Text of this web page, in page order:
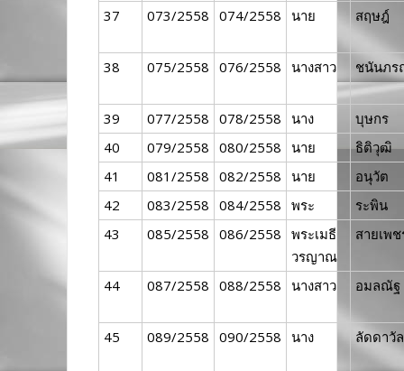
37
073/2558 074/2558 นาย สฤษฎ์
38 075/2558 076/2558 นางสาว ชนันภ
39 077/2558 078/2558 นาง
บุษกร
40
079/2558 080/2558 นาย
ธิติวุฒิ
41
081/2558 082/2558 นาย
อนุวัต
42
083/2558 084/2558 พระ
ระพิน
43
085/2558 086/2558 พระเมธี
วรญาณ
สายเพช
44 087/2558 088/2558 นางสาว อมลณัฐ
45 089/2558 090/2558 นาง ลัดดาวั